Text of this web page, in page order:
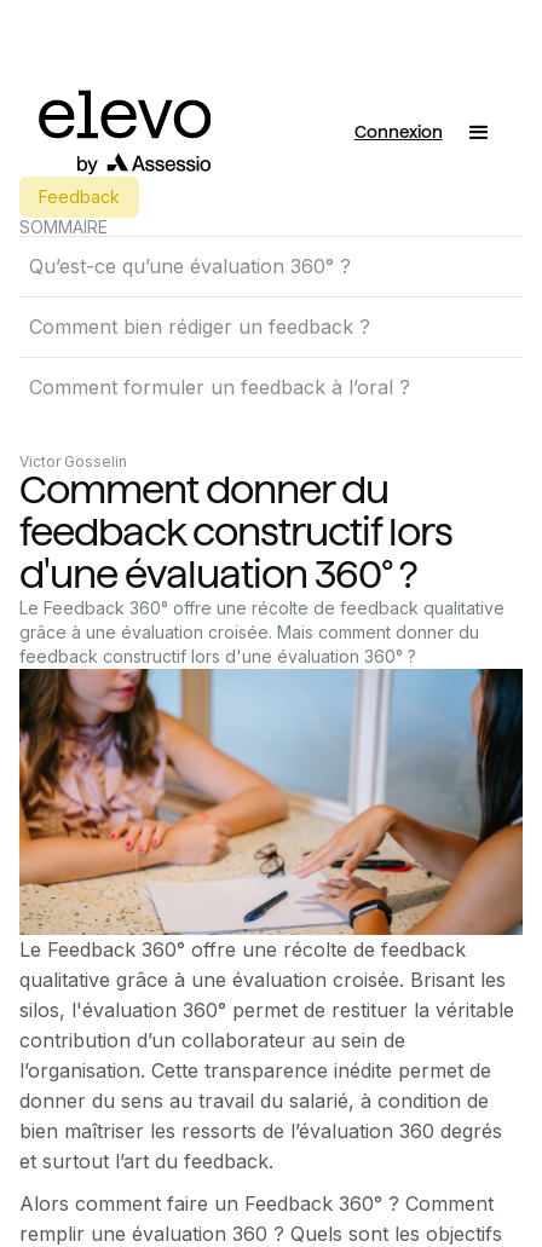
Connexion
Feedback
SOMMAIRE
Qu’est-ce qu’une évaluation 360° ?
Comment bien rédiger un feedback ?
Comment formuler un feedback à l’oral ?
Victor Gosselin
Comment donner du
feedback constructif lors
d'une évaluation 360° ?
Le Feedback 360° offre une récolte de feedback qualitative
grâce à une évaluation croisée. Mais comment donner du
feedback constructif lors d'une évaluation 360° ?
Le Feedback 360° offre une récolte de feedback
qualitative grâce à une évaluation croisée. Brisant les
silos, l'évaluation 360° permet de restituer la véritable
contribution d’un collaborateur au sein de
l’organisation. Cette transparence inédite permet de
donner du sens au travail du salarié, à condition de
bien maîtriser les ressorts de l’évaluation 360 degrés
et surtout l’art du feedback.
Alors comment faire un Feedback 360° ? Comment
remplir une évaluation 360 ? Quels sont les objectifs